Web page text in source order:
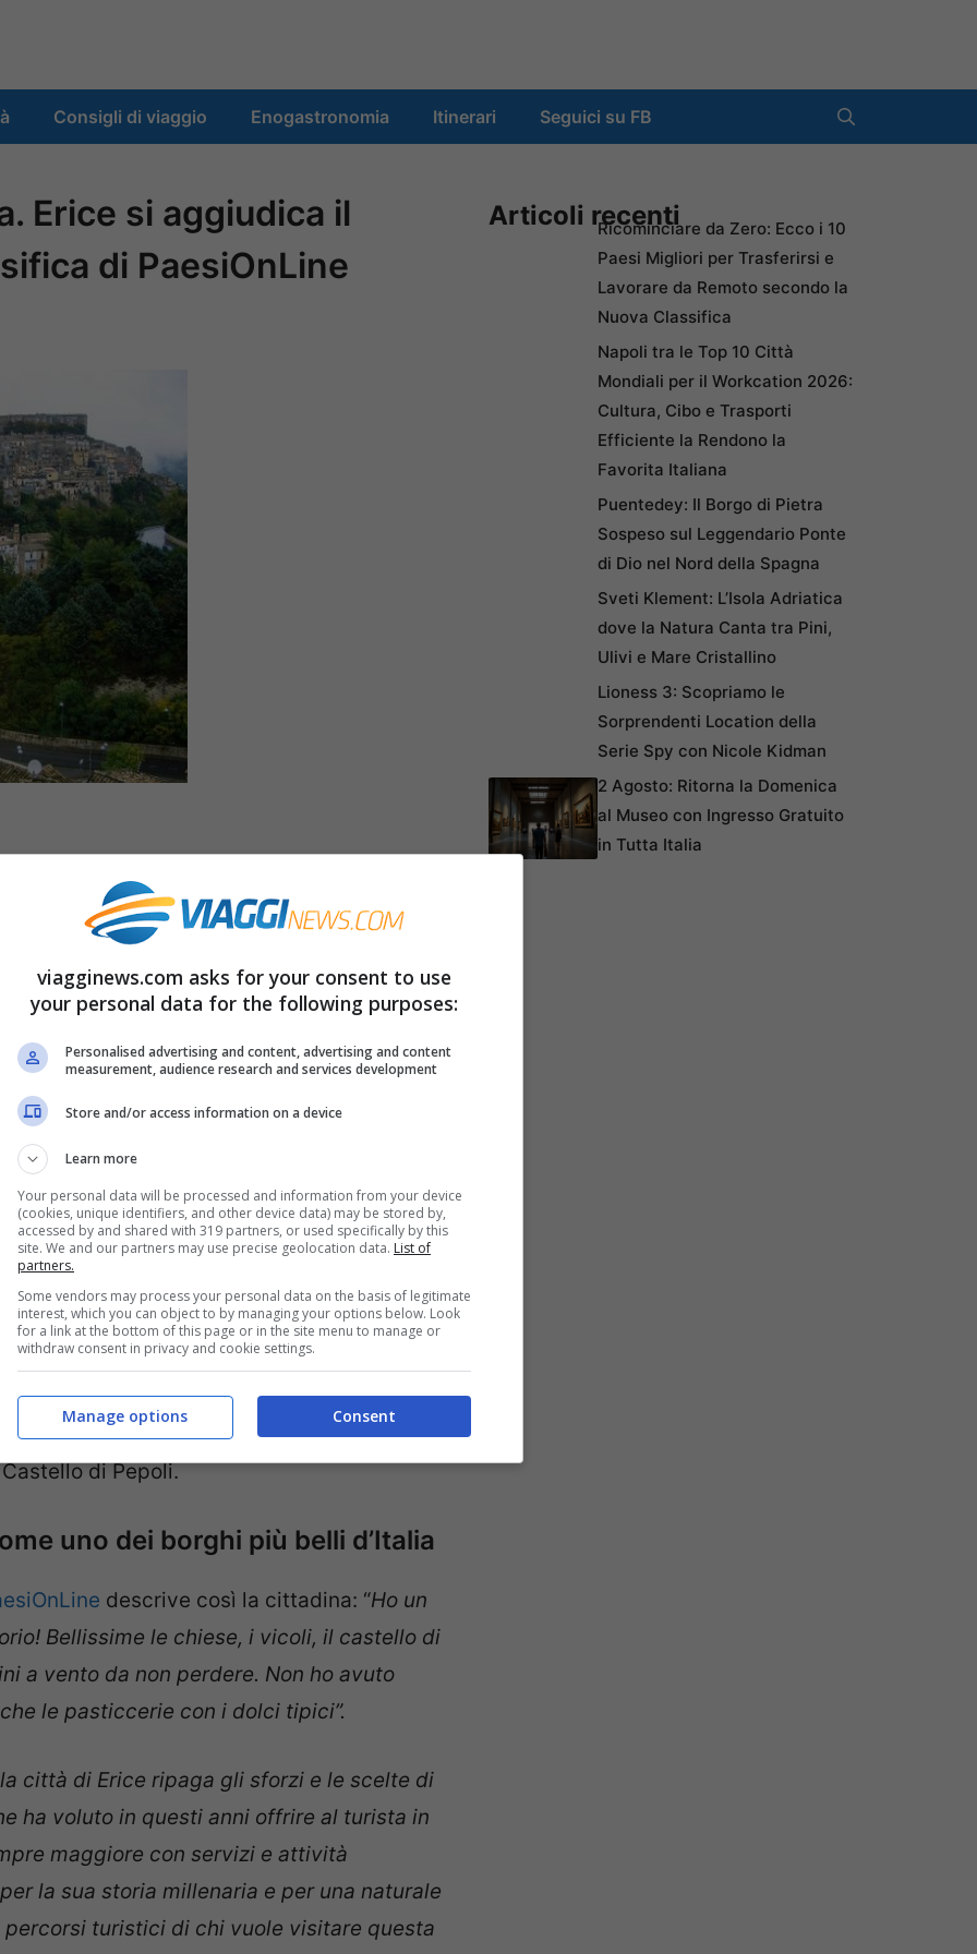
Consigli di viaggio Enogastronomia Itinerari Seguici su FB
Erice si aggiudica il
di PaesiOnLine
fra tutti i borghi d’Italia quello che
tratta del comune siciliano di
“I borghi più belli d’Italia”
, Erice, in
vera e propria località ideale dove passare
metri di altezza
Dalla sua posizione domina la sottostante
inerpicarsi in auto su di una strada con
che, percorrendo bel 3099 metri, giunge
da una parte da gigantesche mura
Spada, Porta del Carmine e Porta
una visita è il meraviglioso Giardino
di Pepoli.
uno dei borghi più belli d’Italia
descrive così la cittadina: “Ho un
Bellissime le chiese, i vicoli, il castello di
a vento da non perdere. Non ho avuto
le pasticcerie con i dolci tipici”.
città di Erice ripaga gli sforzi e le scelte di
ha voluto in questi anni offrire al turista in
maggiore con servizi e attività
la sua storia millenaria e per una naturale
turistici di chi vuole visitare questa
Articoli recentiRicominciare da Zero: Ecco i 10
Paesi Migliori per Trasferirsi e
Lavorare da Remoto secondo la
Nuova Classifica
Napoli tra le Top 10 Città
Mondiali per il Workcation 2026:
Cultura, Cibo e Trasporti
Efficiente la Rendono la
Favorita Italiana
Puentedey: Il Borgo di Pietra
Sospeso sul Leggendario Ponte
di Dio nel Nord della Spagna
Sveti Klement: L’Isola Adriatica
dove la Natura Canta tra Pini,
Ulivi e Mare Cristallino
Lioness 3: Scopriamo le
Sorprendenti Location della
Serie Spy con Nicole Kidman
2 Agosto: Ritorna la Domenica
al Museo con Ingresso Gratuito
in Tutta Italia
viagginews.com asks for your consent to use
your personal data for the following purposes:
Personalised advertising and content, advertising and content
measurement, audience research and services development
Store and/or access information on a device
Learn more
Your personal data will be processed and information from your device
(cookies, unique identifiers, and other device data) may be stored by,
accessed by and shared with 319 partners, or used specifically by this
site. We and our partners may use precise geolocation data. List of
partners.
Some vendors may process your personal data on the basis of legitimate
interest, which you can object to by managing your options below. Look
for a link at the bottom of this page or in the site menu to manage or
withdraw consent in privacy and cookie settings.
Consent
Manage options